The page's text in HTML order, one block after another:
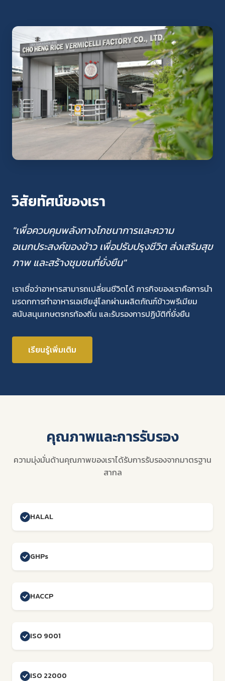
วิสัยทัศน์ของเรา
"เพื่อควบคุมพลังทางโภชนาการและความ
อเนกประสงค์ของข้าว เพื่อปรับปรุงชีวิต ส่งเสริมสุข
ภาพ และสร้างชุมชนที่ยั่งยืน"
เราเชื่อว่าอาหารสามารถเปลี่ยนชีวิตได้ ภารกิจของเราคือการนำ
มรดกการทำอาหารเอเชียสู่โลกผ่านผลิตภัณฑ์ข้าวพรีเมียม
สนับสนุนเกษตรกรท้องถิ่น และรับรองการปฏิบัติที่ยั่งยืน
เรียนรู้เพิ่มเติม
คุณภาพและการรับรอง
ความมุ่งมั่นด้านคุณภาพของเราได้รับการรับรองจากมาตรฐาน
สากล
HALAL
GHPs
HACCP
ISO 9001
ISO 22000